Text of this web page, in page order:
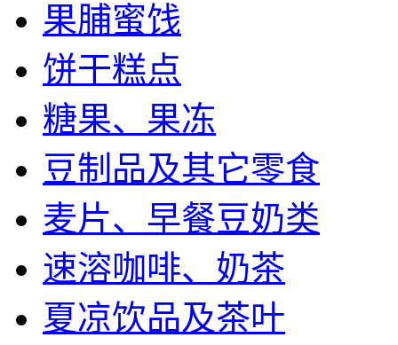
果脯蜜饯
饼干糕点
糖果、果冻
豆制品及其它零食
麦片、早餐豆奶类
速溶咖啡、奶茶
夏凉饮品及茶叶